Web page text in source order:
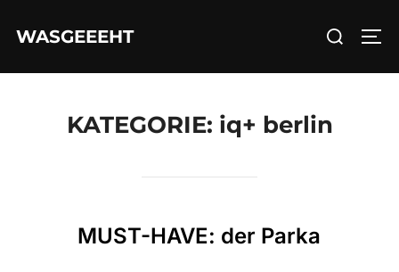
InhaltWASGEEEHT
Suchen
KATEGORIE: iq+ berlin
MUST-HAVE: der Parka